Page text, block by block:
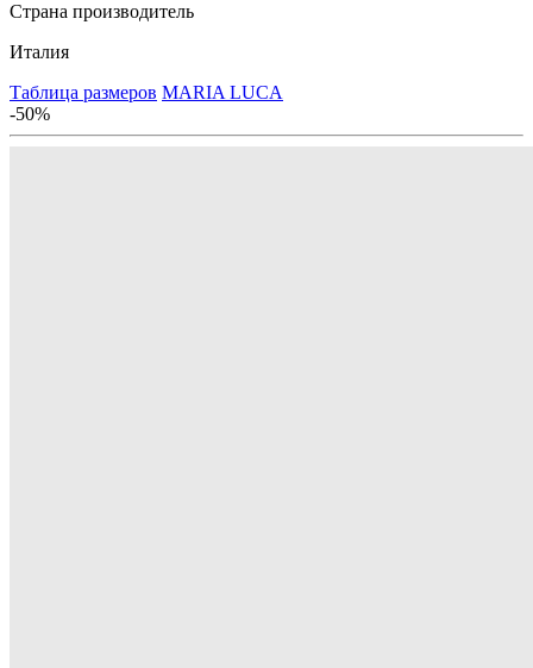
Страна производитель
Италия
Таблица размеров MARIA LUCA
-50%